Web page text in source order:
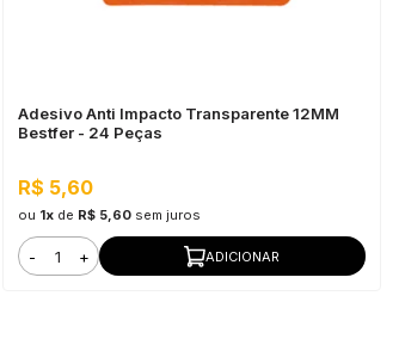
Adesivo Anti Impacto Transparente 12MM
Bestfer - 24 Peças
R$ 5,60
ou 1xde R$ 5,60 sem juros
- + ADICIONAR